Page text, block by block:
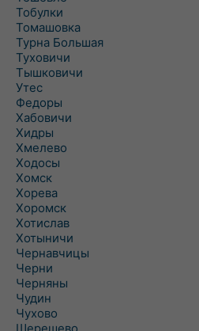
Тобулки
Томашовка
Турна Большая
Туховичи
Тышковичи
Утес
Федоры
Хабовичи
Хидры
Хмелево
Ходосы
Хомск
Хорева
Хоромск
Хотислав
Хотыничи
Чернавчицы
Черни
Черняны
Чудин
Чухово